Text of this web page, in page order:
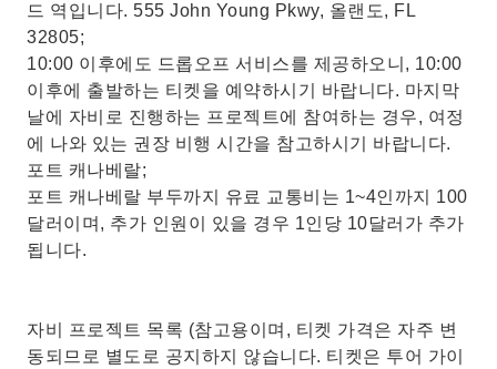
드 역입니다. 555 John Young Pkwy, 올랜도, FL
32805;
10:00 이후에도 드롭오프 서비스를 제공하오니, 10:00
이후에 출발하는 티켓을 예약하시기 바랍니다. 마지막
날에 자비로 진행하는 프로젝트에 참여하는 경우, 여정
에 나와 있는 권장 비행 시간을 참고하시기 바랍니다.
포트 캐나베랄;
포트 캐나베랄 부두까지 유료 교통비는 1~4인까지 100
달러이며, 추가 인원이 있을 경우 1인당 10달러가 추가
됩니다.
자비 프로젝트 목록 (참고용이며, 티켓 가격은 자주 변
동되므로 별도로 공지하지 않습니다. 티켓은 투어 가이